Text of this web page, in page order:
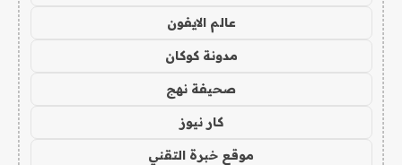
عالم الايفون
مدونة كوكان
صحيفة نهج
كار نيوز
موقع خبرة التقني